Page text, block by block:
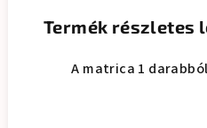
Termék részletes
A matrica 1